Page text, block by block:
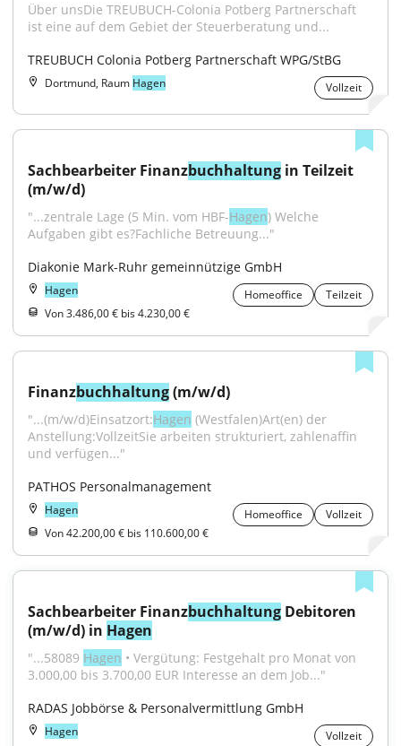
Über unsDie TREUBUCH-Colonia Potberg Partnerschaft
ist eine auf dem Gebiet der Steuerberatung und...
TREUBUCH Colonia Potberg Partnerschaft WPG/StBG
Dortmund, Raum Hagen Vollzeit
Sachbearbeiter Finanzbuchhaltung in Teilzeit
(m/w/d)
"...zentrale Lage (5 Min. vom HBF-Hagen) Welche
Aufgaben gibt es?Fachliche Betreuung..."
Diakonie Mark-Ruhr gemeinnützige GmbH
Hagen Homeoffice
Teilzeit
Von 3.486,00 € bis 4.230,00 €
Finanzbuchhaltung (m/w/d)
"...(m/w/d)Einsatzort:Hagen (Westfalen)Art(en) der
Anstellung:VollzeitSie arbeiten strukturiert, zahlenaffin
und verfügen..."
PATHOS Personalmanagement
Hagen Homeoffice
Vollzeit
Von 42.200,00 € bis 110.600,00 €
Sachbearbeiter Finanzbuchhaltung Debitoren
(m/w/d) in Hagen
"...58089 Hagen • Vergütung: Festgehalt pro Monat von
3.000,00 bis 3.700,00 EUR Interesse an dem Job..."
RADAS Jobbörse & Personalvermittlung GmbH
Hagen Vollzeit